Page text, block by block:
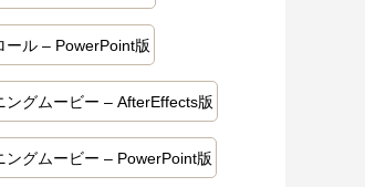
ト – 3dmosaic
プレート – oldfilm
ーテンプレート – komadori
ール – PowerPoint版
ングムービー – AfterEffects版
ングムービー – PowerPoint版